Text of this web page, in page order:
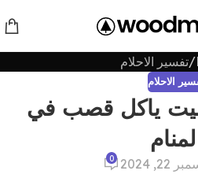
تفسير الاحلام
الاحلام
ياكل قصب في
0